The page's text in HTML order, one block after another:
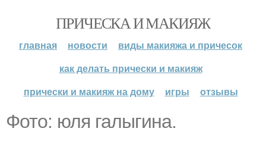
ПРИЧЕСКА И МАКИЯЖ
главная новости
виды макияжа и причесок
как делать прически и макияж
прически и макияж на дому
игры отзывы
Фото: юля галыгинa.